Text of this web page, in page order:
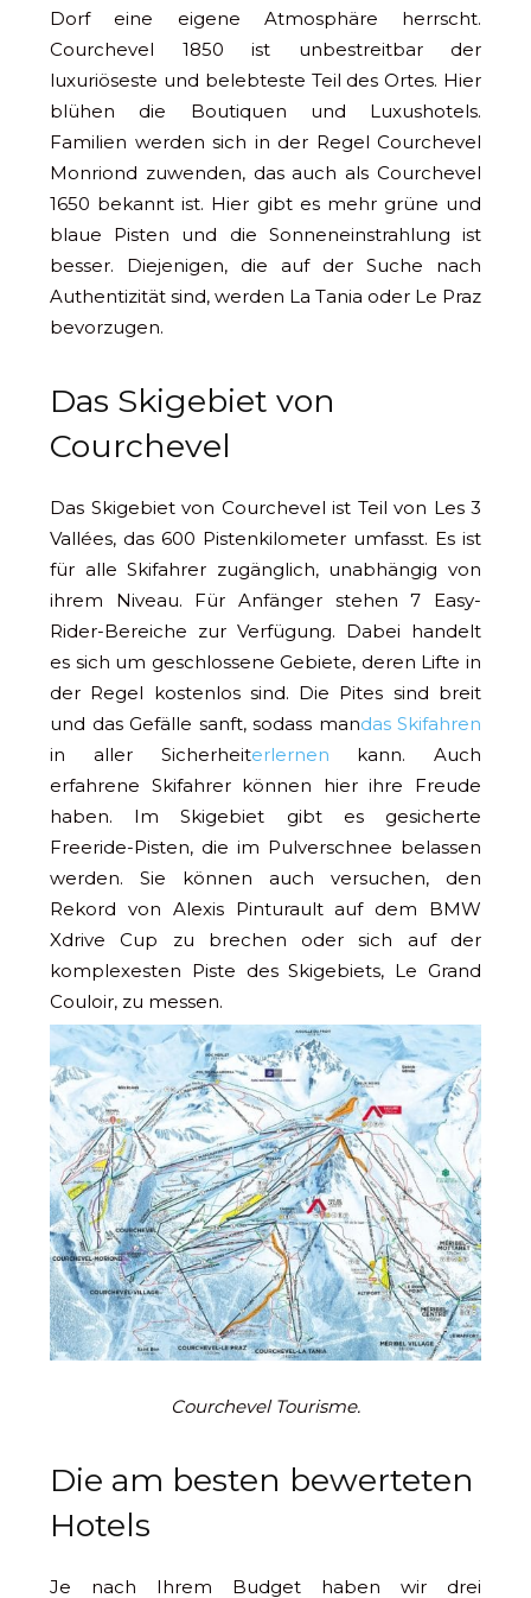
Dorf eine eigene Atmosphäre herrscht.
Courchevel 1850 ist unbestreitbar der
luxuriöseste und belebteste Teil des Ortes. Hier
blühen die Boutiquen und Luxushotels.
Familien werden sich in der Regel Courchevel
Monriond zuwenden, das auch als Courchevel
1650 bekannt ist. Hier gibt es mehr grüne und
blaue Pisten und die Sonneneinstrahlung ist
besser. Diejenigen, die auf der Suche nach
Authentizität sind, werden La Tania oder Le Praz
bevorzugen.
Das Skigebiet von
Courchevel
Das Skigebiet von Courchevel ist Teil von Les 3
Vallées, das 600 Pistenkilometer umfasst. Es ist
für alle Skifahrer zugänglich, unabhängig von
ihrem Niveau. Für Anfänger stehen 7 Easy-
Rider-Bereiche zur Verfügung. Dabei handelt
es sich um geschlossene Gebiete, deren Lifte in
der Regel kostenlos sind. Die Pites sind breit
und das Gefälle sanft, sodass mandas Skifahren
in aller Sicherheiterlernen kann. Auch
erfahrene Skifahrer können hier ihre Freude
haben. Im Skigebiet gibt es gesicherte
Freeride-Pisten, die im Pulverschnee belassen
werden. Sie können auch versuchen, den
Rekord von Alexis Pinturault auf dem BMW
Xdrive Cup zu brechen oder sich auf der
komplexesten Piste des Skigebiets, Le Grand
Couloir, zu messen.
Courchevel Tourisme.
Die am besten bewerteten
Hotels
Je nach Ihrem Budget haben wir drei